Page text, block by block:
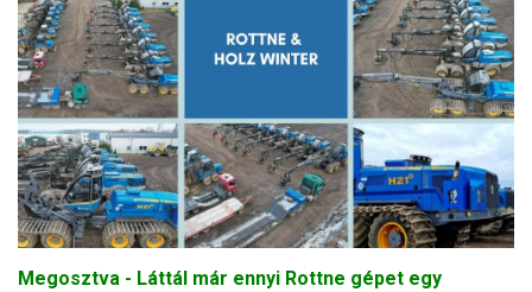
Megosztva - Láttál már ennyi Rottne gépet egy